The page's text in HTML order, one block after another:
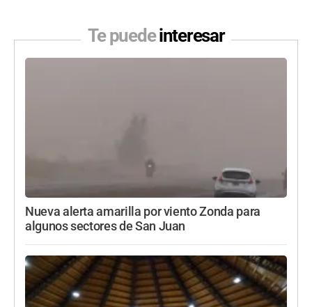
Te puedeinteresar
Nueva alerta amarilla por viento Zonda para
algunos sectores de San Juan